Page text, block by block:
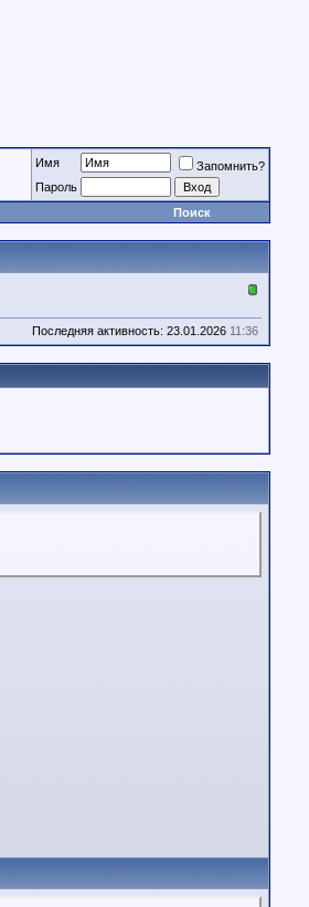
Имя
Запомнить?
Пароль
Поиск
Последняя активность: 23.01.2026 11:36